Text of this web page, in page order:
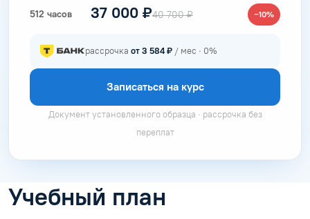
512 часов 37 000 ₽40 700 ₽ −10%
рассрочка от 3 584 ₽ / мес · 0%
Записаться на курс
Документ установленного образца · рассрочка без
переплат
Учебный план